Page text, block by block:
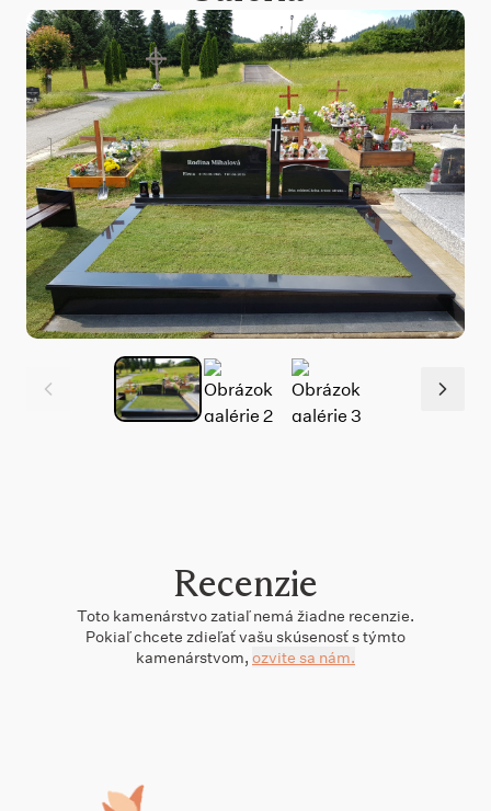
Recenzie
Toto kamenárstvozatiaľ nemá žiadne recenzie.
Pokiaľ chcete zdieľať vašu skúsenosť s týmto
kamenárstvom, ozvite sa nám.